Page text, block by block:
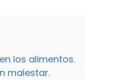
los alimentos.
malestar.